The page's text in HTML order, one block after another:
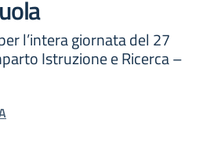
l’intera giornata del 27
Istruzione e Ricerca –